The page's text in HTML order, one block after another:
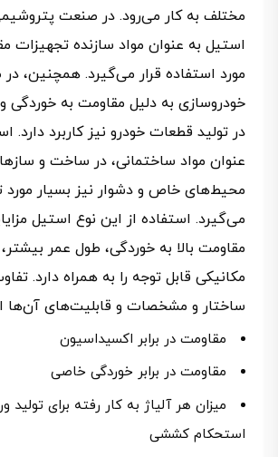
مختلف به کار می‌رود. در صنعت
استیل به عنوان مواد سازنده تجهیزات
مورد استفاده قرار می‌گیرد. همچنین،
خودروسازی به دلیل مقاومت به خوردگی
در تولید قطعات خودرو نیز کاربرد دارد.
عنوان مواد ساختمانی، در ساخت و
محیط‌های خاص و دشوار نیز بسیار مورد
می‌گیرد. استفاده از این نوع استیل
مقاومت بالا به خوردگی، طول عمر
مکانیکی قابل توجه را به همراه دارد.
ساختار و مشخصات و قابلیت‌های
مقاومت در برابر اکسیداسیون
مقاومت در برابر خوردگی خاصی
میزان هر آلیاژ به کار رفته برای تولید
استحکام کششی